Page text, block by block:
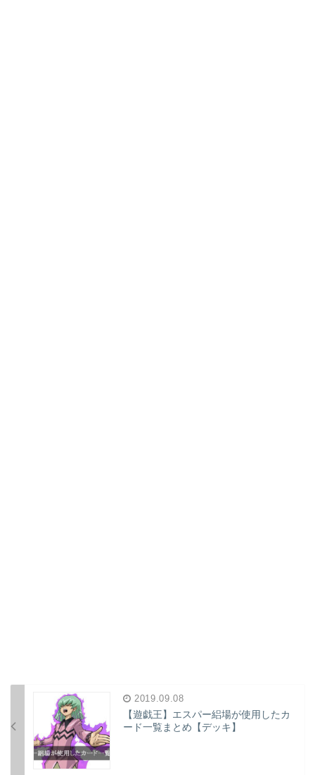
2019.09.08
【遊戯王】エスパー絽場が使用したカ
ード一覧まとめ【デッキ】